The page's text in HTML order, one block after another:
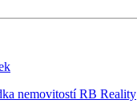
nemovitostí RB Reality